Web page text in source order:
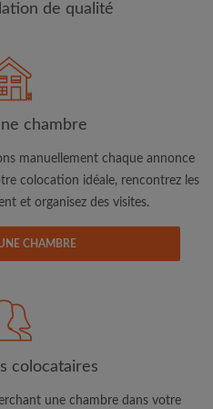
les Conditions d'utilisation
PROFIL
de qualité
chambre
manuellement chaque annonce
colocation idéale, rencontrez les
et organisez des visites.
CHAMBRE
colocataires
une chambre dans votre